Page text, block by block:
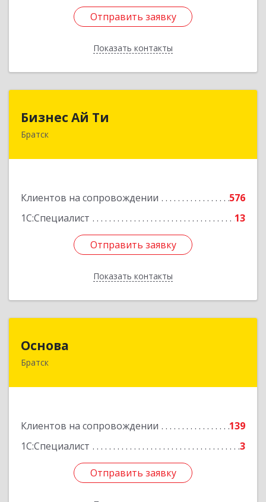
Отправить заявку
Показать контакты
Отправить заявку
Назад
Бизнес Ай Ти
Братск
Клиентов на сопровождении
576
1С:Специалист
13
Отправить заявку
Показать контакты
665717, Иркутская обл, Братск г, Центральный
Отправить заявку
Назад
Основа
Братск
Клиентов на сопровождении
139
1С:Специалист
3
Отправить заявку
Отправить заявку